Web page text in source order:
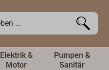
Elektrik &
Motor
Pumpen &
Sanitär